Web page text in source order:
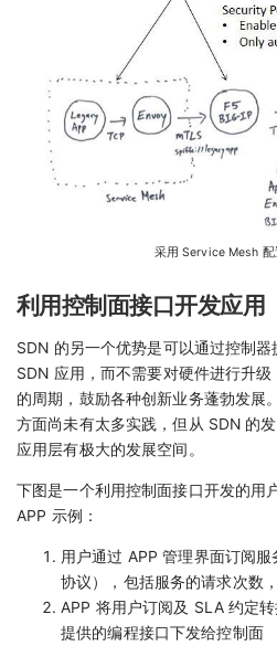
采用 Service Mesh 配
利用控制面接口开发应用
SDN 的另一个优势是可以通过控制
SDN 应用，而不需要对硬件进行升
的周期，鼓励各种创新业务蓬勃发展
方面尚未有太多实践，但从 SDN 的
应用层有极大的发展空间。
下图是一个利用控制面接口开发的用
APP 示例：
用户通过 APP 管理界面订阅
协议），包括服务的请求次数
APP 将用户订阅及 SLA 约定
提供的编程接口下发给控制面